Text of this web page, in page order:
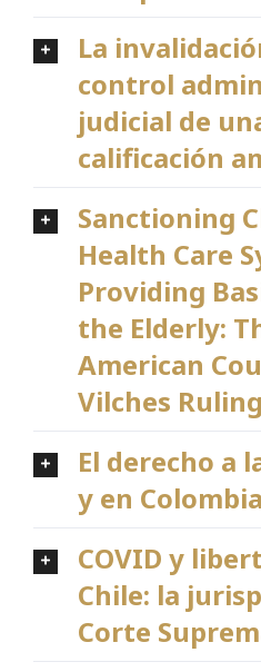
La
control
judicial de
calificación
Sanctioning
Health Care
Providing
the Elderly:
American
Vilches Ruling
El derecho a
y en Colombia
COVID y
Chile: la
Corte